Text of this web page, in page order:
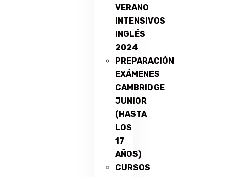
VERANO
INTENSIVOS
INGLÉS
2024
PREPARACIÓN
EXÁMENES
CAMBRIDGE
JUNIOR
(HASTA
LOS
17
AÑOS)
CURSOS